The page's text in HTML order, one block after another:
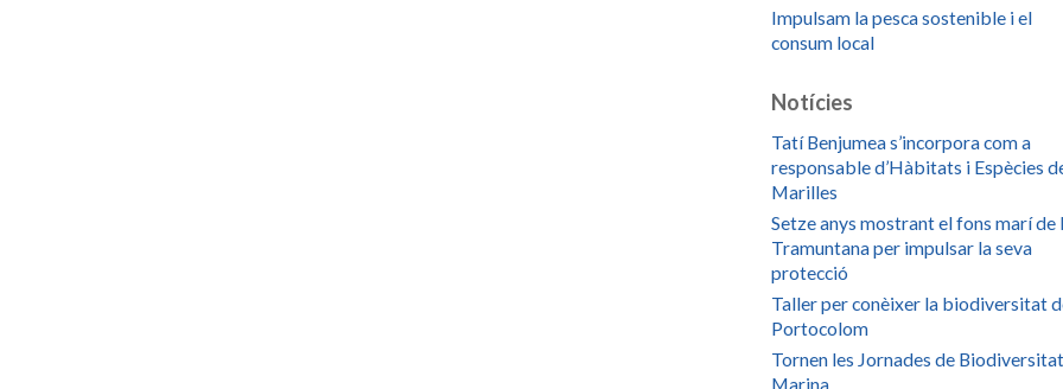
Impulsam la pesca sostenible i el
consum local
Notícies
Tatí Benjumea s’incorpora com a
responsable d’Hàbitats i Espècies
Marilles
Setze anys mostrant el fons marí de
Tramuntana per impulsar la seva
protecció
Taller per conèixer la biodiversitat
Portocolom
Tornen les Jornades de Biodiversitat
Marina